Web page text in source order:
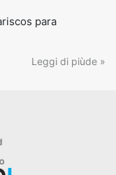
para
Leggi di piùde »